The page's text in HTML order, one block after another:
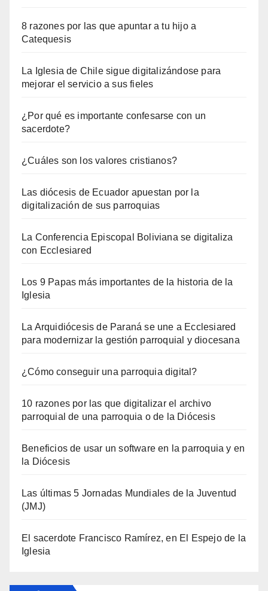
8 razones por las que apuntar a tu hijo a
Catequesis
La Iglesia de Chile sigue digitalizándose para
mejorar el servicio a sus fieles
¿Por qué es importante confesarse con un
sacerdote?
¿Cuáles son los valores cristianos?
Las diócesis de Ecuador apuestan por la
digitalización de sus parroquias
La Conferencia Episcopal Boliviana se digitaliza
con Ecclesiared
Los 9 Papas más importantes de la historia de la
Iglesia
La Arquidiócesis de Paraná se une a Ecclesiared
para modernizar la gestión parroquial y diocesana
¿Cómo conseguir una parroquia digital?
10 razones por las que digitalizar el archivo
parroquial de una parroquia o de la Diócesis
Beneficios de usar un software en la parroquia y en
la Diócesis
Las últimas 5 Jornadas Mundiales de la Juventud
(JMJ)
El sacerdote Francisco Ramírez, en El Espejo de la
Iglesia